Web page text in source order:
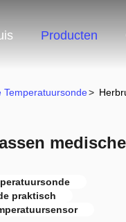
Producten
Temperatuursonde>
praktisch